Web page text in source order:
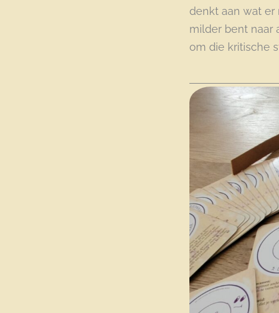
denkt aan wat er
milder bent naar
om die kritische